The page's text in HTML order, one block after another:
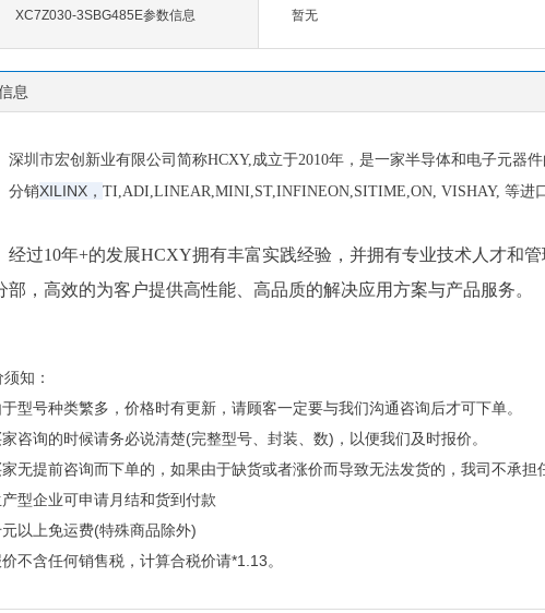
XC7Z030-3SBG485E参数信息 暂无
息
市宏创新业有限公司简称HCXY,成立于2010年，是一家半导体和电子元器件
销XILINX， TI,ADI,LINEAR,MINI,ST,INFINEON,SITIME,ON, VISHAY, 等进
10年+的发展HCXY拥有丰富实践经验，并拥有专业技术人才和管
部，高效的为客户提供高性能、高品质的解决应用方案与产品服务。
知：
型号种类繁多，价格时有更新，请顾客一定要与我们沟通咨询后才可下单。
咨询的时候请务必说清楚(完整型号、封装、数)，以便我们及时报价。
无提前咨询而下单的，如果由于缺货或者涨价而导致无法发货的，我司不承担
型企业可申请月结和货到付款
以上免运费(特殊商品除外)
不含任何销售税，计算合税价请*1.13。